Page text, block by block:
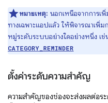
หมายเหตุ: นอกเหนือจากการเพิ่
ทางเฉพาะแอปแล้ว ให้พิจารณาเพิ่ม
หมู่ระดับระบบอย่างใดอย่างหนึ่ง เช่
CATEGORY_REMINDER
ตั้งค่าระดับความสำคัญ
ความสำคัญของช่องจะส่งผลต่อร